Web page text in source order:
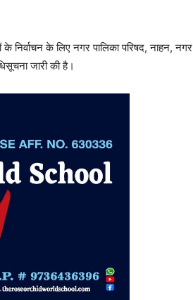
के निर्वाचन के लिए नगर पालिका परिषद, नाहन, नगर
जारी की है।